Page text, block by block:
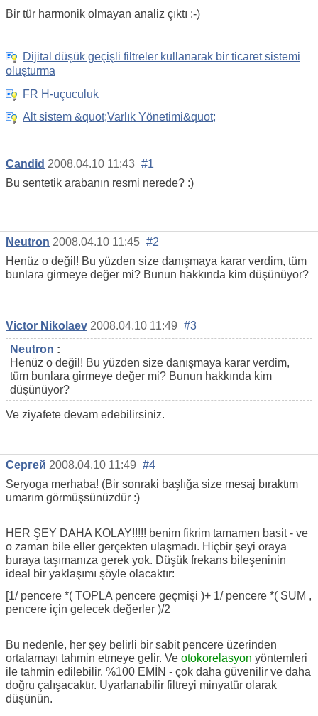
Bir tür harmonik olmayan analiz çıktı :-)
Dijital düşük geçişli filtreler kullanarak bir ticaret sistemi
oluşturma
FR H-uçuculuk
Alt sistem &quot;Varlık Yönetimi&quot;
Candid 2008.04.10 11:43 #1
Bu sentetik arabanın resmi nerede? :)
Neutron 2008.04.10 11:45 #2
Henüz o değil! Bu yüzden size danışmaya karar verdim, tüm
bunlara girmeye değer mi? Bunun hakkında kim düşünüyor?
Victor Nikolaev 2008.04.10 11:49 #3
Neutron :
Henüz o değil! Bu yüzden size danışmaya karar verdim,
tüm bunlara girmeye değer mi? Bunun hakkında kim
düşünüyor?
Ve ziyafete devam edebilirsiniz.
Сергей 2008.04.10 11:49 #4
Seryoga merhaba! (Bir sonraki başlığa size mesaj bıraktım
umarım görmüşsünüzdür :)
HER ŞEY DAHA KOLAY!!!!! benim fikrim tamamen basit - ve
o zaman bile eller gerçekten ulaşmadı. Hiçbir şeyi oraya
buraya taşımanıza gerek yok. Düşük frekans bileşeninin
ideal bir yaklaşımı şöyle olacaktır:
[1/ pencere *( TOPLA pencere geçmişi )+ 1/ pencere *( SUM ,
pencere için gelecek değerler )/2
Bu nedenle, her şey belirli bir sabit pencere üzerinden
ortalamayı tahmin etmeye gelir. Ve otokorelasyon yöntemleri
ile tahmin edilebilir. %100 EMİN - çok daha güvenilir ve daha
doğru çalışacaktır. Uyarlanabilir filtreyi minyatür olarak
düşünün.